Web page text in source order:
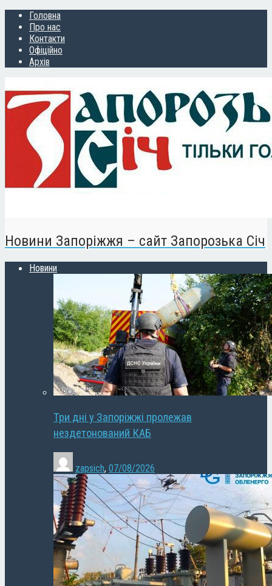
Головна
Про нас
Контакти
Офіційно
Архів
Новини Запоріжжя – сайт Запорозька Січ
Новини
Три дні у Запоріжжі пролежав
нездетонований КАБ
zapsich, 07/08/2026